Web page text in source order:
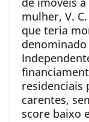
mulher, V.
que teria
residenciais
carentes,
score baixo